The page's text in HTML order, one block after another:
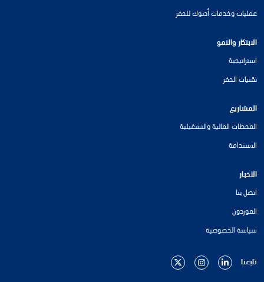
عمليات وخدمات أدنوك للحفر
الابتكار والنمو
استراتيجية
تقنيات الحفر
المشاريع
المحطات المالية والتشغيلية
الاستدامة
الأخبار
اتصل بنا
الموردون
سياسة الخصوصية
تابعنا